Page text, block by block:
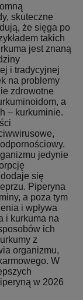
skuteczne
że sięga po
takich
jest znaną
i tradycyjnej
na problemy
zdrowotne
a
– kurkuminie.
jedynie
się
Piperyna
a poza tym
i wpływa
i kurkuma na
ich
z
organizmu,
W
w 2026